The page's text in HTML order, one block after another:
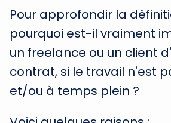
Pour approfondir la
pourquoi est-il vraiment
un freelance ou un client
contrat, si le travail n'est
et/ou à temps plein ?